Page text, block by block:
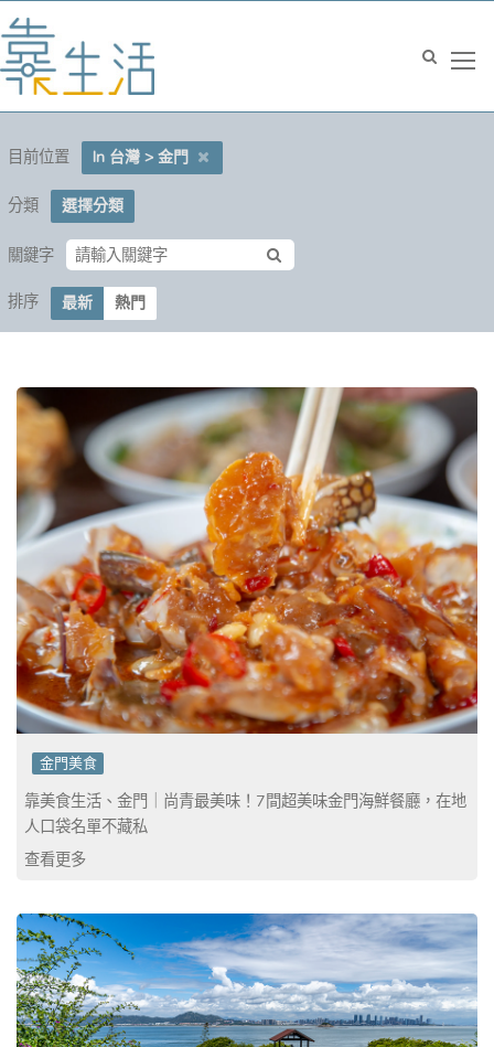
目前位置 In 台灣 > 金門
分類 選擇分類
關鍵字
排序 最新 熱門
金門美食
靠美食生活、金門｜尚青最美味！7間超美味金門海鮮餐廳，在地
人口袋名單不藏私
查看更多